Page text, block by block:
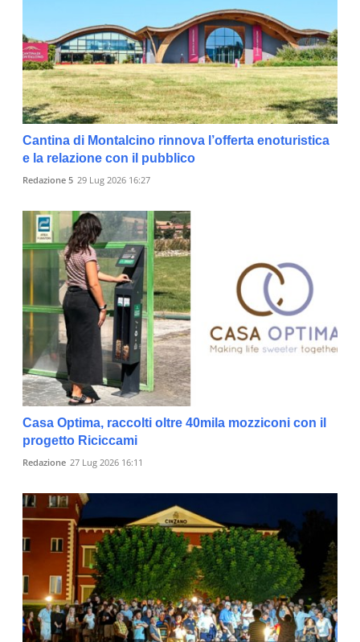
Cantina di Montalcino rinnova l’offerta enoturistica
e la relazione con il pubblico
Redazione 5 29 Lug 2026 16:27
Casa Optima, raccolti oltre 40mila mozziconi con il
progetto Riciccami
Redazione 27 Lug 2026 16:11